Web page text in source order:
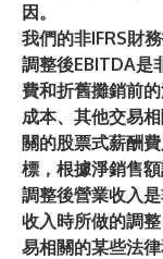
因。
我們的非IFRS財
調整後EBITDA是
費和折舊攤銷前
成本、其他交易
關的股票式薪酬
標，根據淨銷售額
調整後營業收入
收入時所做的調
易相關的某些法